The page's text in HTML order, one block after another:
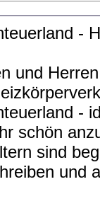
-
und
-
schön
sind
und